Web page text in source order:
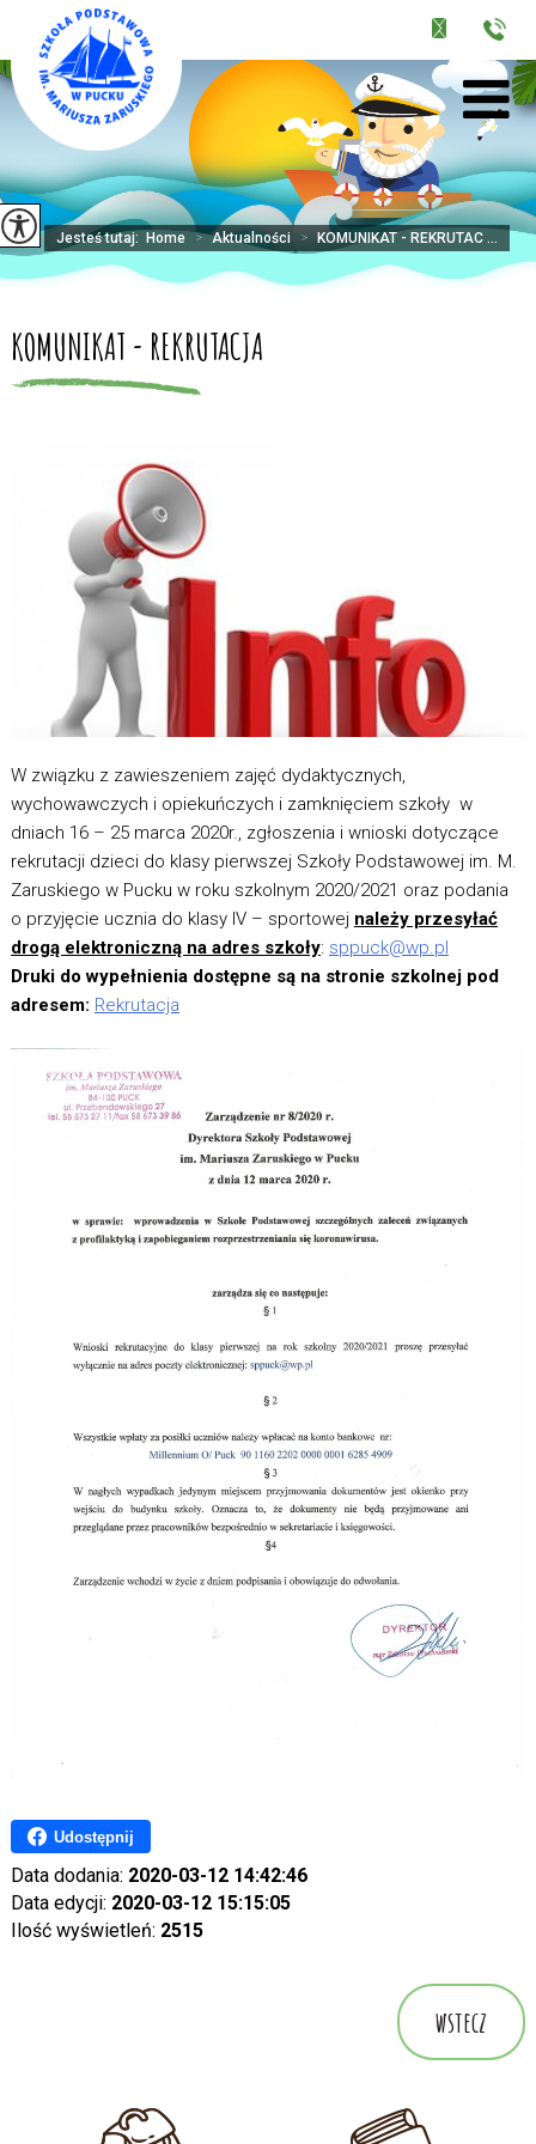
Jesteś tutaj: Home > Aktualności > KOMUNIKAT - REKRUTAC ...
KOMUNIKAT - REKRUTACJA
W związku z zawieszeniem zajęć dydaktycznych,
wychowawczych i opiekuńczych i zamknięciem szkoły w
dniach 16 – 25 marca 2020r., zgłoszenia i wnioski dotyczące
rekrutacji dzieci do klasy pierwszej Szkoły Podstawowej im. M.
Zaruskiego w Pucku w roku szkolnym 2020/2021 oraz podania
o przyjęcie ucznia do klasy IV – sportowej należy przesyłać
drogą elektroniczną na adres szkoły: sppuck@wp.pl
Druki do wypełnienia dostępne są na stronie szkolnej pod
adresem: Rekrutacja
Udostępnij
Data dodania: 2020-03-12 14:42:46
Data edycji: 2020-03-12 15:15:05
Ilość wyświetleń: 2515
wstecz